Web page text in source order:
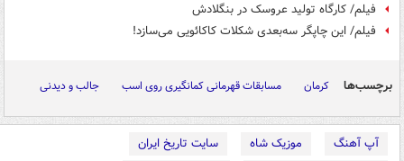
فیلم/ کارگاه تولید عروسک در بنگلادش
فیلم/ این چاپگر سه‌بعدی شکلات کاکائویی می‌سازد!
برچسب‌ها کرمان مسابقات قهرمانی کمانگیری روی اسب جالب و دیدنی
آپ آهنگ موزیک شاه
سایت تاریخ ایران